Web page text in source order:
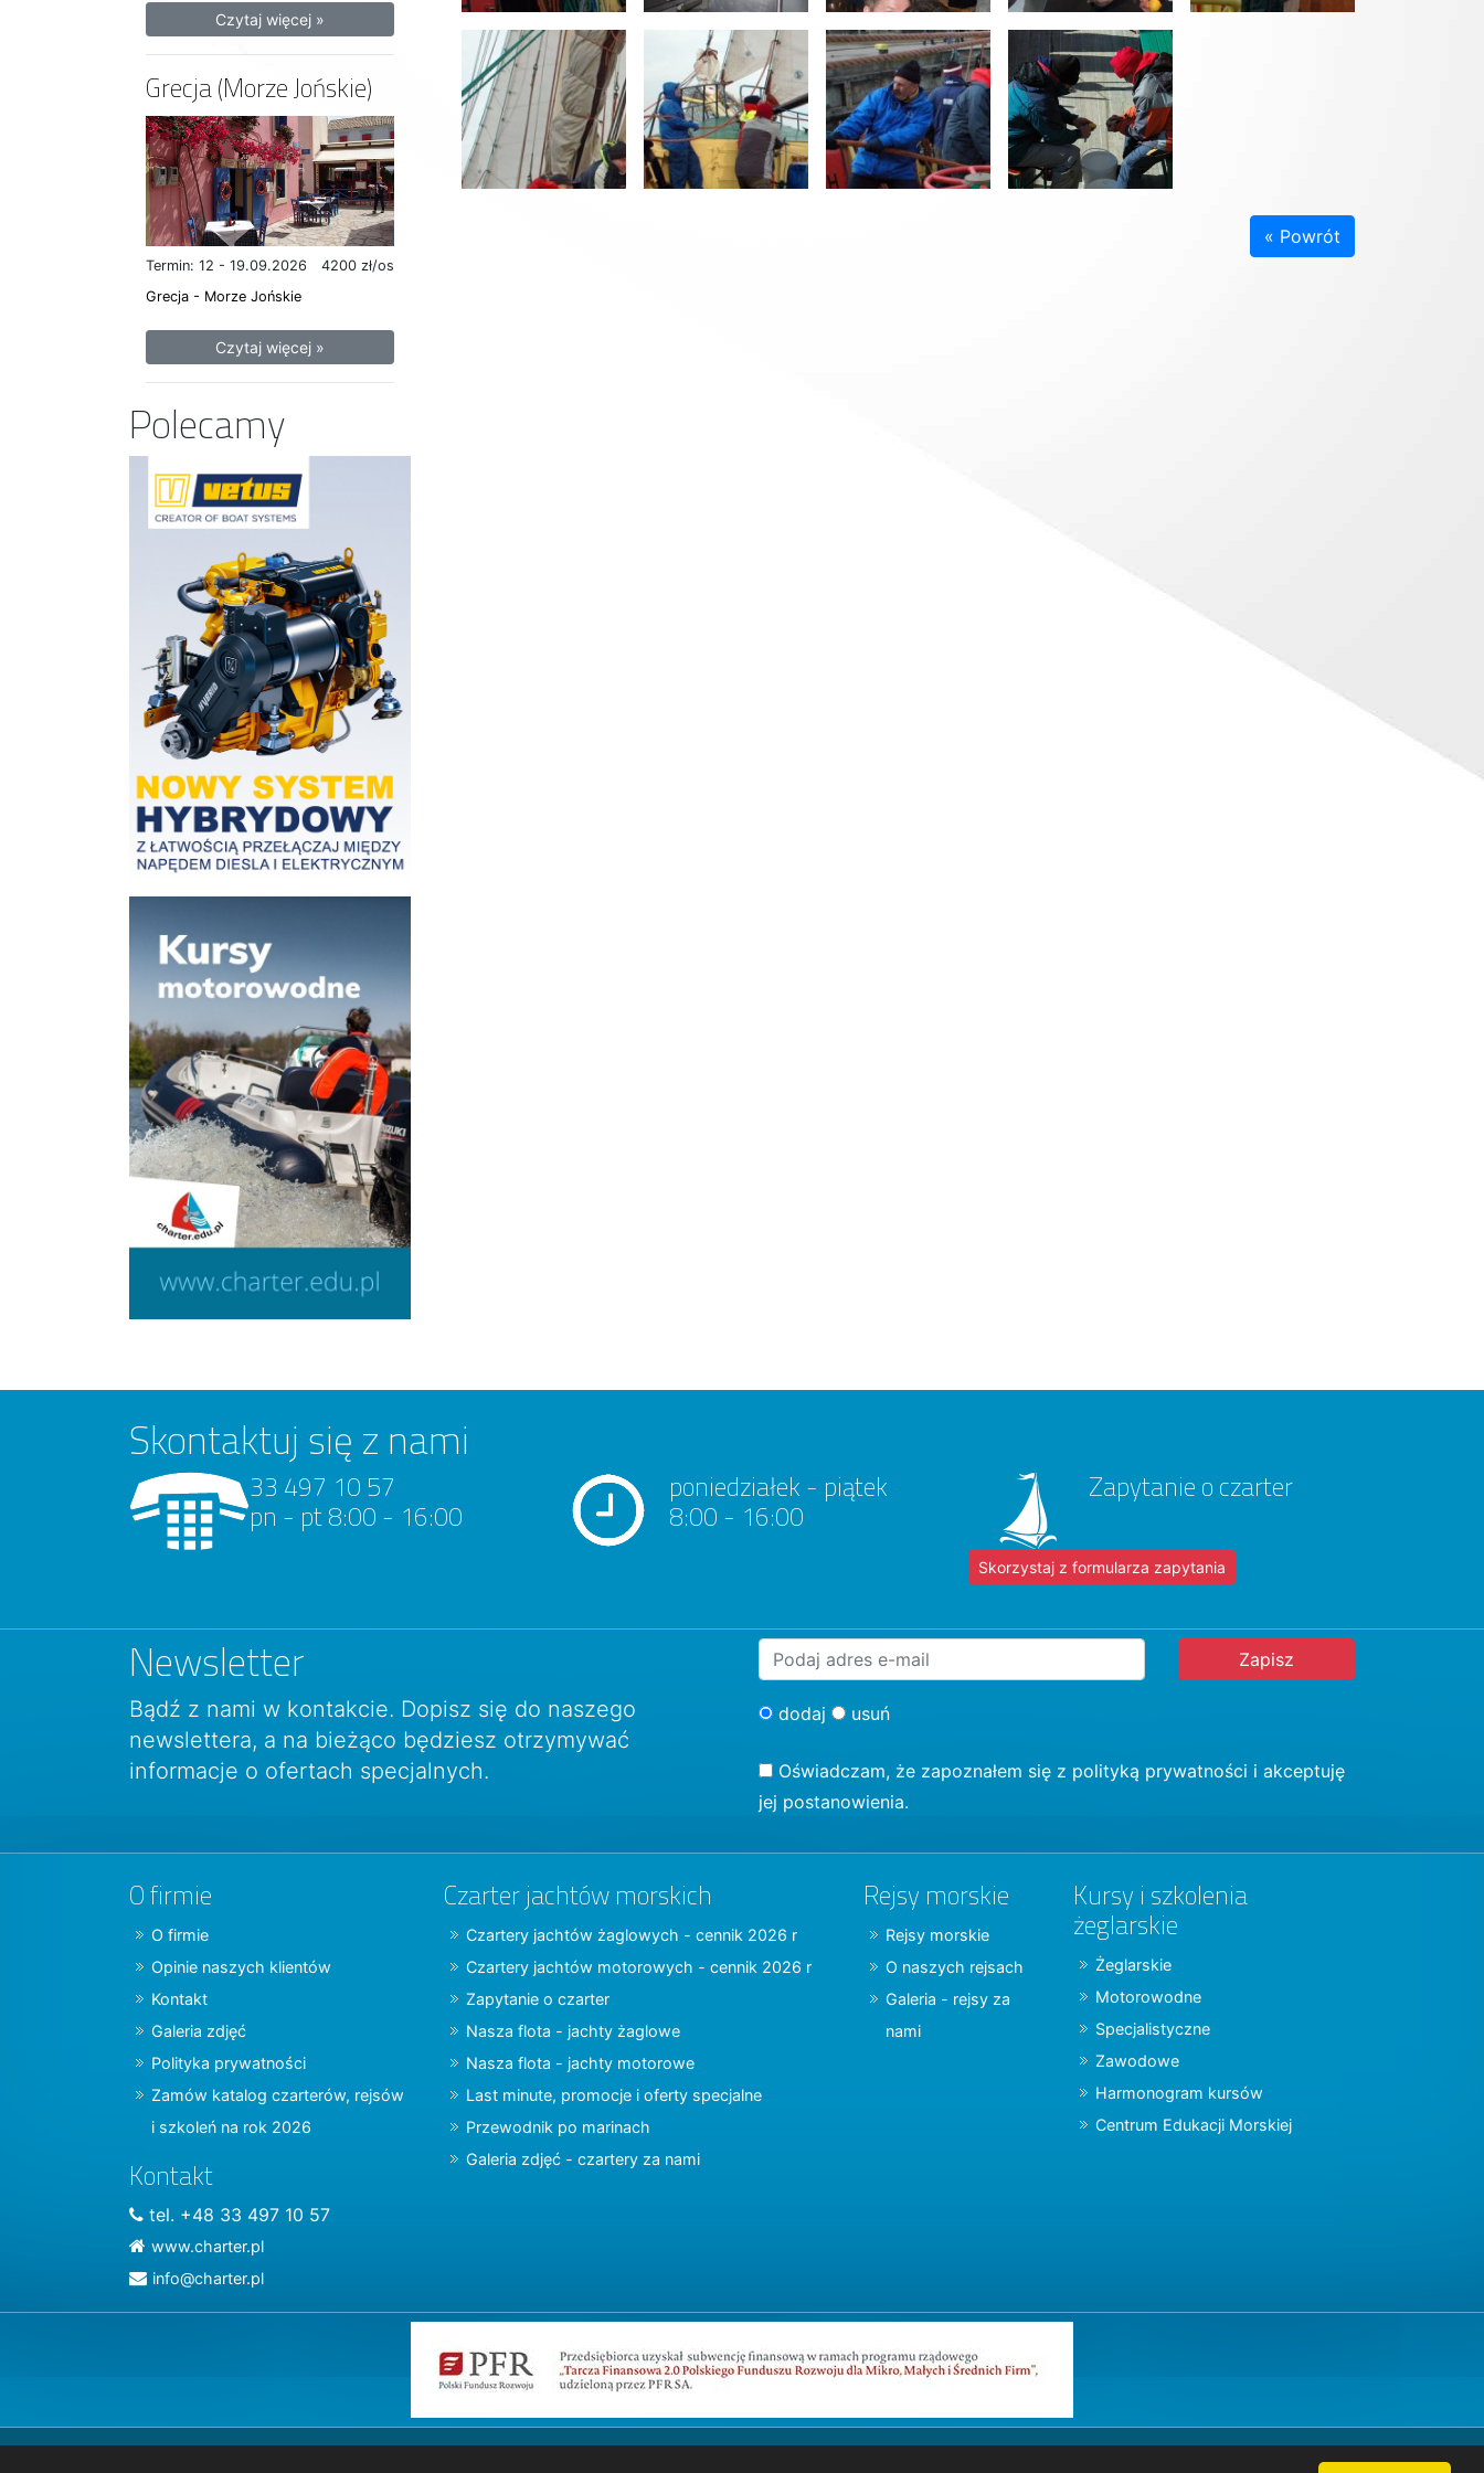
« Powrót
Czytaj więcej »
Grecja (Morze Jońskie)
Termin: 12 - 19.09.2026
4200 zł/os
Grecja - Morze Jońskie
Czytaj więcej »
Polecamy
Skontaktuj się z nami
33 497 10 57
pn - pt 8:00 - 16:00
poniedziałek - piątek
8:00 - 16:00
Zapytanie o czarter
Skorzystaj z formularza zapytania
Newsletter
Bądź z nami w kontakcie. Dopisz się do naszego
newslettera, a na bieżąco będziesz otrzymywać
informacje o ofertach specjalnych.
dodaj usuń
Oświadczam, że zapoznałem się z polityką prywatności i akceptuję
jej postanowienia.
O firmie
O firmie
Opinie naszych klientów
Kontakt
Galeria zdjęć
Polityka prywatności
Zamów katalog czarterów, rejsów
i szkoleń na rok 2026
Kontakt
tel. +48 33 497 10 57
www.charter.pl
info@charter.pl
Czarter jachtów morskich
Czartery jachtów żaglowych - cennik 2026 r
Czartery jachtów motorowych - cennik 2026 r
Zapytanie o czarter
Nasza flota - jachty żaglowe
Nasza flota - jachty motorowe
Last minute, promocje i oferty specjalne
Przewodnik po marinach
Galeria zdjęć - czartery za nami
Rejsy morskie
Rejsy morskie
O naszych rejsach
Galeria - rejsy za
nami
Kursy i szkolenia
żeglarskie
Żeglarskie
Motorowodne
Specjalistyczne
Zawodowe
Harmonogram kursów
Centrum Edukacji Morskiej